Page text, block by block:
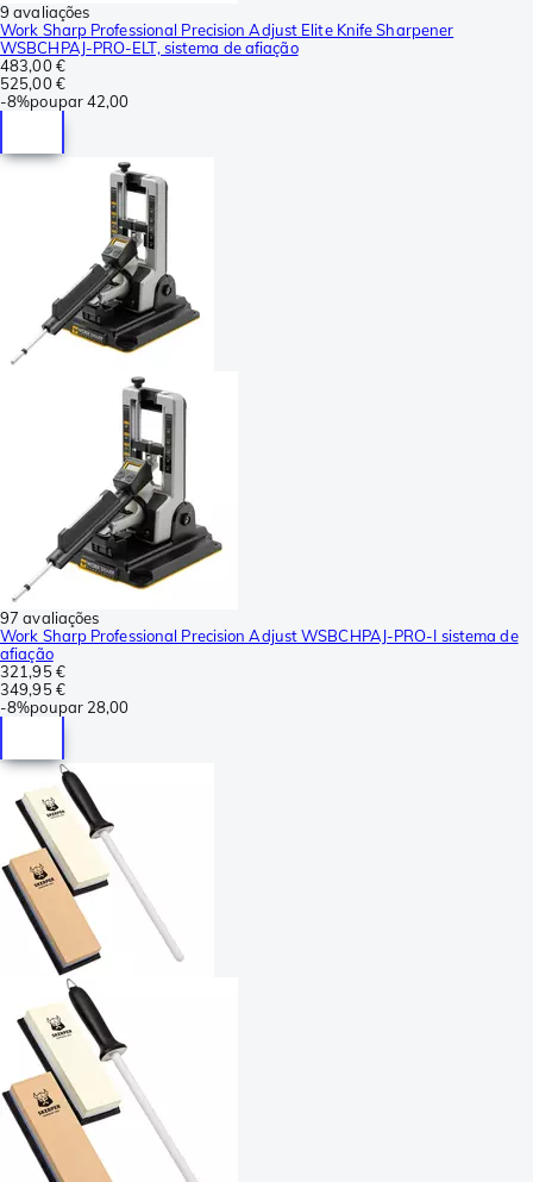
9 avaliações
Work Sharp Professional Precision Adjust Elite Knife Sharpener
WSBCHPAJ-PRO-ELT, sistema de afiação
483,00 €
525,00 €
-8%poupar42,00
97 avaliações
Work Sharp Professional Precision Adjust WSBCHPAJ-PRO-I sistema de
afiação
321,95 €
349,95 €
-8%poupar 28,00